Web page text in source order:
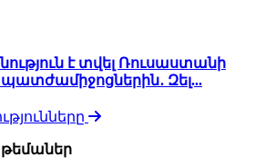
է տվել Ռուսաստանի
Զել...